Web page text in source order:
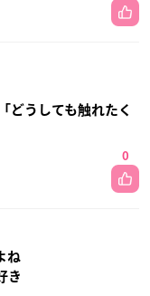
どうしても触れたく
0
ね
き